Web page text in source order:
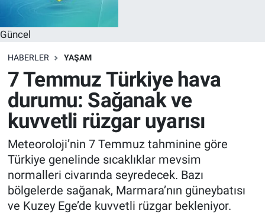
Güncel
HABERLER YAŞAM
7 Temmuz Türkiye hava
durumu: Sağanak ve
kuvvetli rüzgar uyarısı
Meteoroloji’nin 7 Temmuz tahminine göre
Türkiye genelinde sıcaklıklar mevsim
normalleri civarında seyredecek. Bazı
bölgelerde sağanak, Marmara’nın güneybatısı
ve Kuzey Ege’de kuvvetli rüzgar bekleniyor.